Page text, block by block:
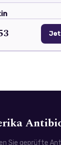
Sie geprüfte